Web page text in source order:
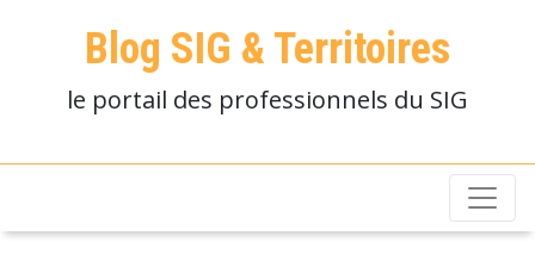
Blog SIG & Territoires
le portail des professionnels du SIG